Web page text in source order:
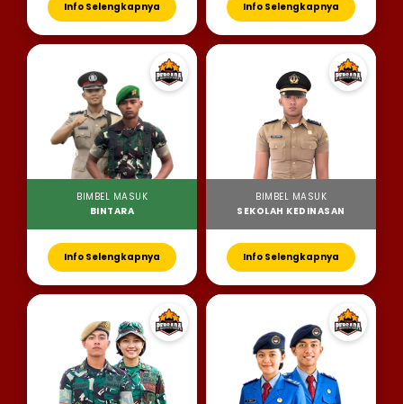
Info Selengkapnya Info Selengkapnya
BIMBEL MASUK
BINTARA
Info Selengkapnya
BIMBEL MASUK
SEKOLAH KEDINASAN
Info Selengkapnya